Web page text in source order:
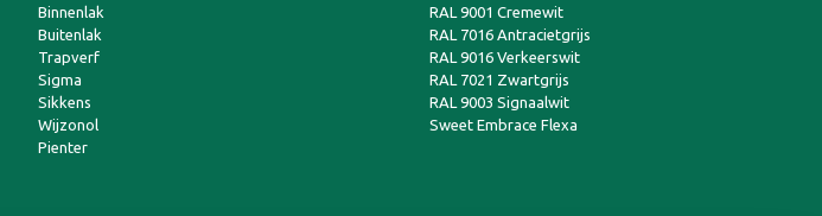
Binnenlak
Buitenlak
Trapverf
Sigma
Sikkens
Wijzonol
Pienter
RAL 9001 Cremewit
RAL 7016 Antracietgrijs
RAL 9016 Verkeerswit
RAL 7021 Zwartgrijs
RAL 9003 Signaalwit
Sweet Embrace Flexa